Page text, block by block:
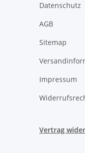
Datenschutz
AGB
Sitemap
Impressum
Vertrag